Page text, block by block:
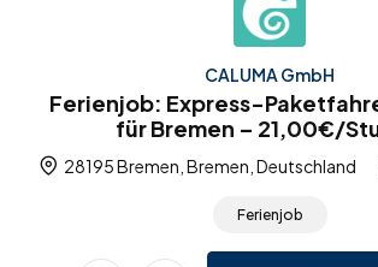
CALUMA GmbH
Ferienjob: Express-
für Bremen – 21,00€/
28195 Bremen, Bremen, Deutschland
Ferienjob